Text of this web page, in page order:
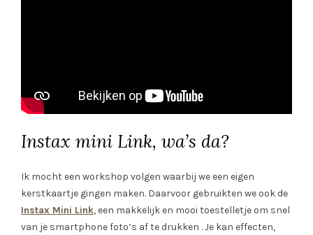
Instax mini Link, wa’s da?
Ik mocht een workshop volgen waarbij we een eigen
kerstkaartje gingen maken. Daarvoor gebruikten we ook de
Instax Mini Link, een makkelijk en mooi toestelletje om snel
van je smartphone foto’s af te drukken . Je kan effecten,